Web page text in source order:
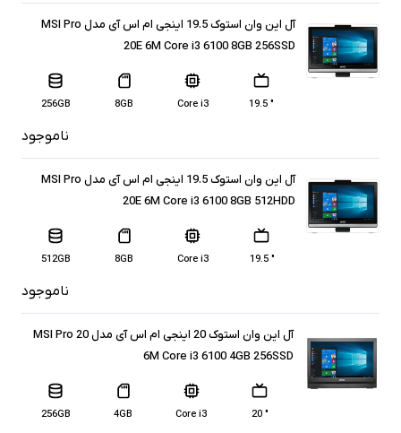
آل این وان استوک 19.5 اینجی ام اس آی مدل MSI Pro
20E 6M Core i3 6100 8GB 256SSD
" 19.5
Core i3
8GB
256GB
ناموجود
آل این وان استوک 19.5 اینجی ام اس آی مدل MSI Pro
20E 6M Core i3 6100 8GB 512HDD
" 19.5
Core i3
8GB
512GB
ناموجود
آل این وان استوک 20 اینجی ام اس آی مدل MSI Pro 20
6M Core i3 6100 4GB 256SSD
" 20
Core i3
4GB
256GB